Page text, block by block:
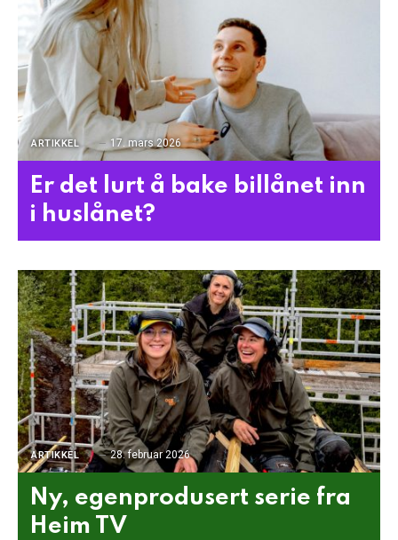
ARTIKKEL 17. mars 2026
Er det lurt å bake billånet inn
i huslånet?
ARTIKKEL 28. februar 2026
Ny, egenprodusert serie fra
Heim TV